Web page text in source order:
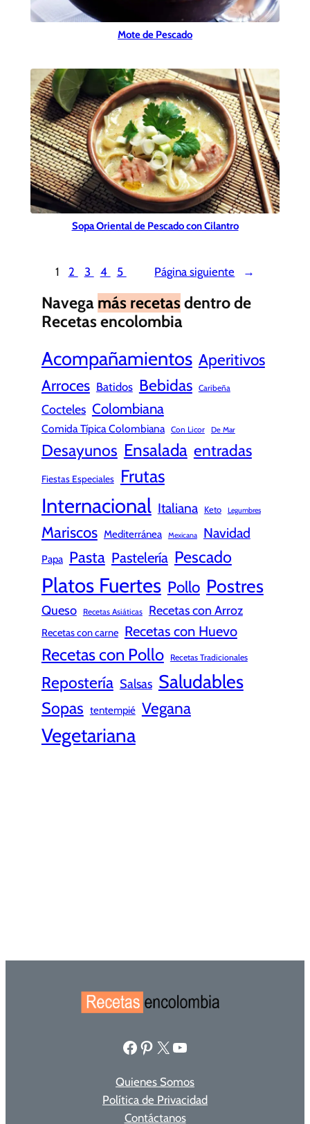
Mote de Pescado
Sopa Oriental de Pescado con Cilantro
1 2 3 4 5 Página siguiente →
Navega más recetasdentro de
Recetas encolombia
Acompañamientos Aperitivos
Arroces Batidos Bebidas Caribeña
Cocteles Colombiana
Comida Típica Colombiana Con Licor De Mar
Desayunos Ensalada entradas
Fiestas Especiales Frutas
Internacional Italiana Keto Legumbres
Mariscos Mediterránea Mexicana Navidad
Papa Pasta Pastelería Pescado
Platos Fuertes Pollo Postres
Queso Recetas Asiáticas Recetas con Arroz
Recetas con carne Recetas con Huevo
Recetas con Pollo Recetas Tradicionales
Repostería Salsas Saludables
Sopas tentempié Vegana
Vegetariana
Facebook Pinterest X YouTube
Quienes Somos
Política de Privacidad
Contáctanos